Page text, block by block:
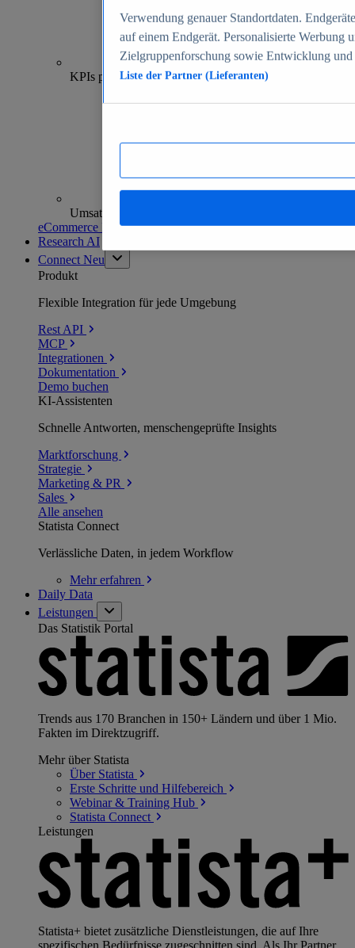
70+
KPIs pro Shop
Umsatzanalysen und -prognosen
eCommerce Insights entdecken
Research AI
Connect Neu
Produkt
Flexible Integration für jede Umgebung
Rest API
MCP
Integrationen
Dokumentation
Demo buchen
KI-Assistenten
Schnelle Antworten, menschengeprüfte Insights
Marktforschung
Strategie
Marketing & PR
Sales
Alle ansehen
Statista Connect
Verlässliche Daten, in jedem Workflow
Mehrerfahren
Daily Data
Leistungen
Das Statistik Portal
Trends aus 170 Branchen in 150+ Ländern und über 1 Mio.
Fakten im Direktzugriff.
Mehr über Statista
Über Statista
Erste Schritte und Hilfebereich
Webinar & Training Hub
Statista Connect
Leistungen
Statista+ bietet zusätzliche Dienstleistungen, die auf Ihre
spezifischen Bedürfnisse zugeschnitten sind. Als Ihr Partner
Verwendung genauer Standortdaten.
auf einem Endgerät. Personalisierte Werbung
Zielgruppenforschung sowie Entwicklung
Liste der Partner (Lieferanten)